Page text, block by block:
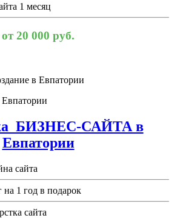
1 месяц
от 20 000 руб.
БИЗНЕС-САЙТА в
Евпатории
сайта
1 год в подарок
сайта